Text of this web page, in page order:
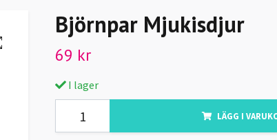
Björnpar Mjukisdjur
69 kr
I lager
LÄGG I